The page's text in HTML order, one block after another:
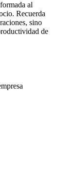
al
Recuerda
sino
de